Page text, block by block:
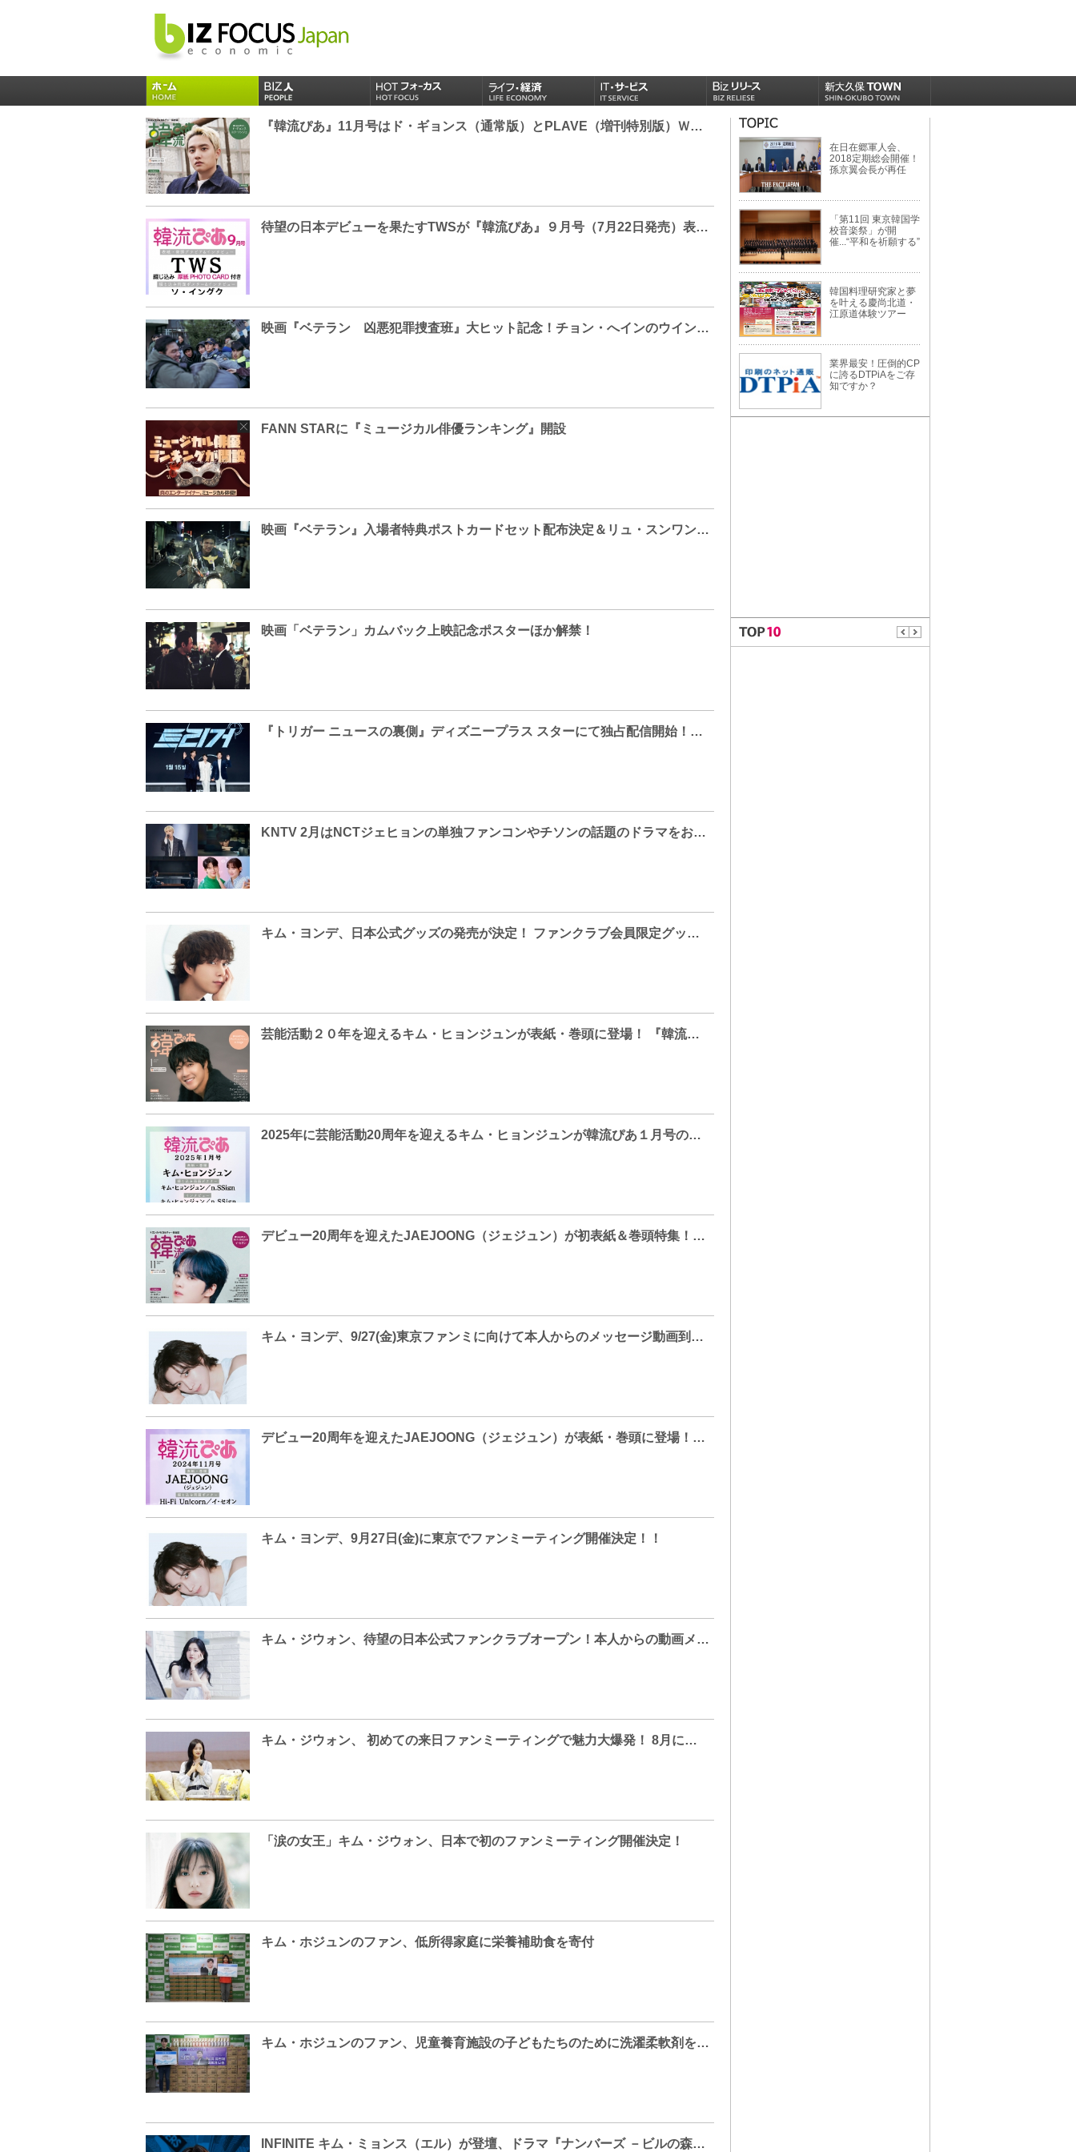
『韓流ぴあ』11月号はド・ギョンス（通常版）とPLAVE（増刊特別版）Ｗ表紙！
待望の日本デビューを果たすTWSが『韓流ぴあ』９月号（7月22日発売）表紙に登場！
映画『ベテラン 凶悪犯罪捜査班』大ヒット記念！チョン・へインのウインク無限ループ⁈スペシャルムービー解禁！
FANN STARに『ミュージカル俳優ランキング』開設
映画『ベテラン』入場者特典ポストカードセット配布決定＆リュ・スンワン監督が語る『ベテラン』ムービー
映画「ベテラン」カムバック上映記念ポスターほか解禁！
『トリガー ニュースの裏側』ディズニープラス スターにて独占配信開始！「キム・ヘスは最初から最後まで最高のパートナー！」（チョン・ソンイル） “チームトリガー”が仲良く手を繋いで登壇した会見をレポート！
KNTV 2月はNCTジェヒョンの単独ファンコンやチソンの話題のドラマをお届け！
キム・ヨンデ、日本公式グッズの発売が決定！ ファンクラブ会員限定グッズも！
芸能活動２０年を迎えるキム・ヒョンジュンが表紙・巻頭に登場！ 『韓流ぴあ』 2025年1月号が発売！
2025年に芸能活動20周年を迎えるキム・ヒョンジュンが韓流ぴあ１月号の表紙＆巻頭を飾る
デビュー20周年を迎えたJAEJOONG（ジェジュン）が初表紙＆巻頭特集！『#韓流ぴあ 』11月号、好評発売中
キム・ヨンデ、9/27(金)東京ファンミに向けて本人からのメッセージ動画到着！
デビュー20周年を迎えたJAEJOONG（ジェジュン）が表紙・巻頭に登場！『韓流ぴあ』11月号 ９月21日発売
キム・ヨンデ、9月27日(金)に東京でファンミーティング開催決定！！
キム・ジウォン、待望の日本公式ファンクラブオープン！本人からの動画メッセージも到着！
キム・ジウォン、 初めての来日ファンミーティングで魅力大爆発！ 8月には日本公式ファンクラブの開設決定！
「涙の女王」キム・ジウォン、日本で初のファンミーティング開催決定！
キム・ホジュンのファン、低所得家庭に栄養補助食を寄付
キム・ホジュンのファン、児童養育施設の子どもたちのために洗濯柔軟剤を寄付
INFINITE キム・ミョンス（エル）が登壇、ドラマ『ナンバーズ －ビルの森の監視者たち－』イベント開催決定！INFINITEキム・ミョンス（エル）が登壇『ナンバーズ －ビルの森の監視者たち－』イベント開催DVD付きチケットの販売決定！
在日在郷軍人会、
2018定期総会開催！
孫京翼会長が再任
「第11回 東京韓国学
校音楽祭」が開
催...“平和を祈願する”
韓国料理研究家と夢
を叶える慶尚北道・
江原道体験ツアー
業界最安！圧倒的CP
に誇るDTPiAをご存
知ですか？